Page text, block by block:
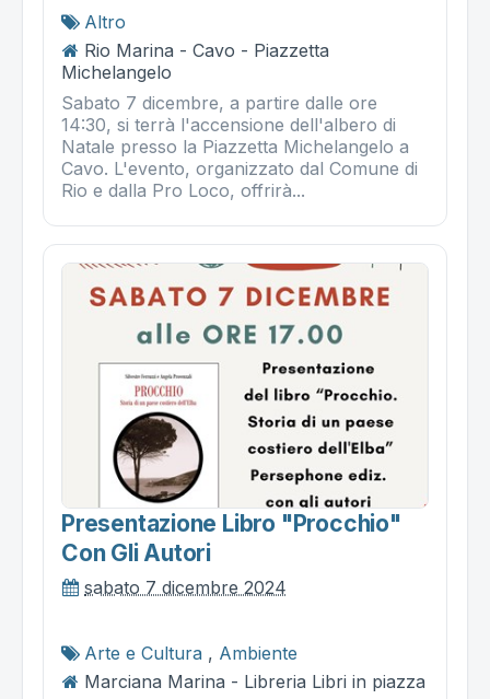
Altro
Rio Marina - Cavo - Piazzetta
Michelangelo
Sabato 7 dicembre, a partire dalle ore
14:30, si terrà l'accensione dell'albero di
Natale presso la Piazzetta Michelangelo a
Cavo. L'evento, organizzato dal Comune di
Rio e dalla Pro Loco, offrirà...
Presentazione Libro "procchio"
Con Gli Autori
sabato 7 dicembre 2024
Arte e Cultura , Ambiente
Marciana Marina - Libreria Libri in piazza